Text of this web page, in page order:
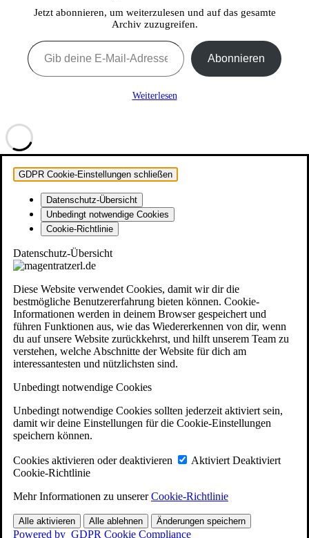
Jetzt abonnieren, um weiterzulesen und auf das gesamte
Archiv zuzugreifen.
Gib deine E-Mail-Adresse ein ...
Abonnieren
Weiterlesen
GDPR Cookie-Einstellungen schließen
Datenschutz-Übersicht
Unbedingt notwendige Cookies
Cookie-Richtlinie
Datenschutz-Übersicht
Diese Website verwendet Cookies, damit wir dir die
bestmögliche Benutzererfahrung bieten können. Cookie-
Informationen werden in deinem Browser gespeichert und
führen Funktionen aus, wie das Wiedererkennen von dir, wenn
du auf unsere Website zurückkehrst, und hilft unserem Team zu
verstehen, welche Abschnitte der Website für dich am
interessantesten und nützlichsten sind.
Unbedingt notwendige Cookies
Unbedingt notwendige Cookies sollten jederzeit aktiviert sein,
damit wir deine Einstellungen für die Cookie-Einstellungen
speichern können.
Cookies aktivieren oder deaktivieren Aktiviert Deaktiviert
Cookie-Richtlinie
Mehr Informationen zu unsererCookie-Richtlinie
Alle aktivieren Alle ablehnen Änderungen speichern
Powered by GDPR Cookie Compliance